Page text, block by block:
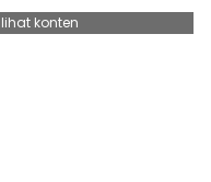
konten